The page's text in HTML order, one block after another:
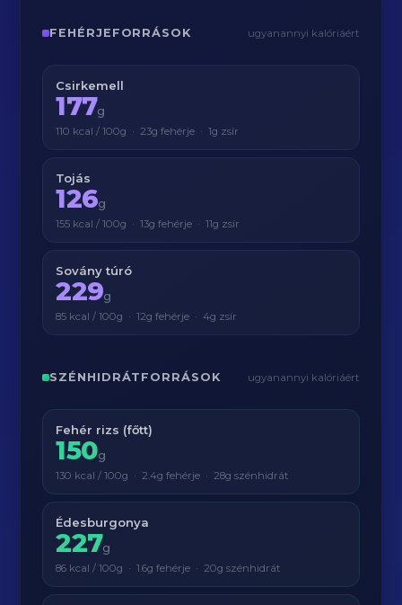
FEHÉRJEFORRÁSOK ugyanannyi kalóriáért
Csirkemell
177g
110 kcal / 100g · 23g fehérje · 1g zsír
Tojás
126g
155 kcal / 100g · 13g fehérje · 11g zsír
Sovány túró
229g
85 kcal / 100g · 12g fehérje · 4g zsír
SZÉNHIDRÁTFORRÁSOK ugyanannyi kalóriáért
Fehér rizs (főtt)
150g
130 kcal / 100g · 2.4g fehérje · 28g szénhidrát
Édesburgonya
227g
86 kcal / 100g · 1.6g fehérje · 20g szénhidrát